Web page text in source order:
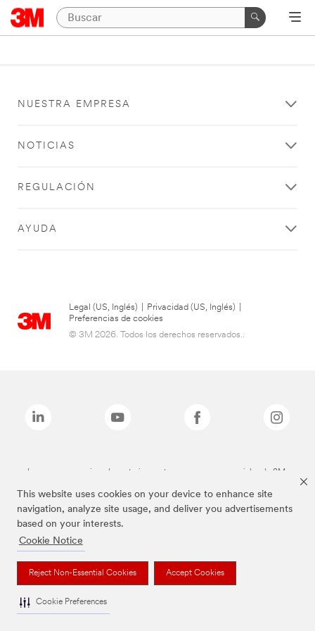
This website uses cookies on your device to enhance site
navigation, analyze site usage, and deliver you advertisements
based on your interests.
Cookie Notice
Reject Non-Essential Cookies Accept Cookies
Cookie Preferences
NUESTRA EMPRESA
NOTICIAS
REGULACIÓN
AYUDA
Legal (US, Inglés) Privacidad (US, Inglés)
Preferencias de cookies
© 3M 2026. Todos los derechos reservados..
Las marcas mencionadas anteriormente son marcas comerciales de 3M.